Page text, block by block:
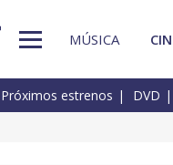
MÚSICA
Próximos estrenos DVD